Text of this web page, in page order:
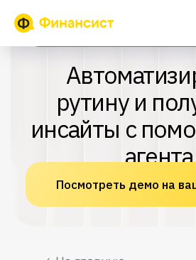
ИИ-помощник для собственника и финансового директора
Автоматизируйте
рутину и получайте
инсайты с помощью ИИ-
агента
Посмотреть демо на ваших данных